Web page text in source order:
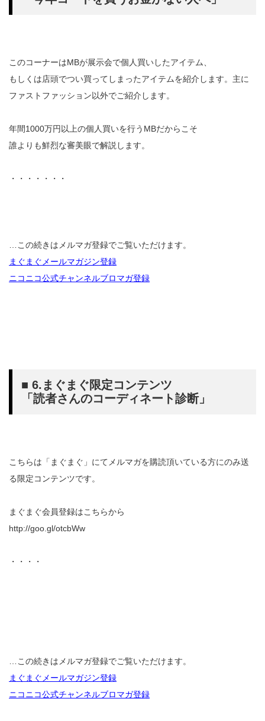
このコーナーはMBが展示会で個人買いしたアイテム、
もしくは店頭でつい買ってしまったアイテムを紹介します。主に
ファストファッション以外でご紹介します。
年間1000万円以上の個人買いを行うMBだからこそ
誰よりも鮮烈な審美眼で解説します。
・・・・・・・
…この続きはメルマガ登録でご覧いただけます。
まぐまぐメールマガジン登録
ニコニコ公式チャンネルブロマガ登録
■ 6.まぐまぐ限定コンテンツ
「読者さんのコーディネート診断」
こちらは「まぐまぐ」にてメルマガを購読頂いている方にのみ送
る限定コンテンツです。
まぐまぐ会員登録はこちらから
http://goo.gl/otcbWw
・・・・
…この続きはメルマガ登録でご覧いただけます。
まぐまぐメールマガジン登録
ニコニコ公式チャンネルブロマガ登録